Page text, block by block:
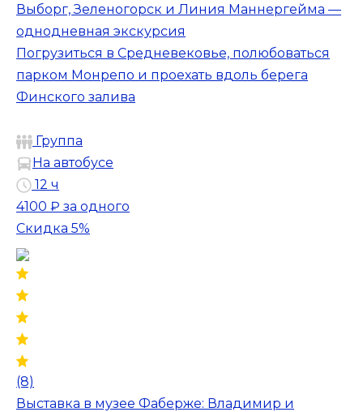
Выборг, Зеленогорск и Линия Маннергейма —
однодневная экскурсия
Погрузиться в Средневековье, полюбоваться
парком Монрепо и проехать вдоль берега
Финского залива
Группа
На автобусе
12 ч
4100 ₽ за одного
Скидка 5%
(8)
Выставка в музее Фаберже: Владимир и